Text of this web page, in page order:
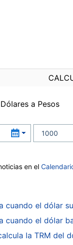
a Pesos
en el
cuando el dólar
cuando el dólar
la TRM del